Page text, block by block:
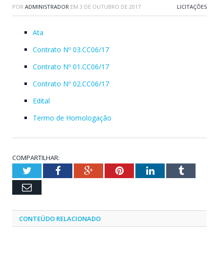
POR ADMINISTRADOR EM 3 DE OUTUBRO DE 2017 LICITAÇÕES
Ata
Contrato Nº 03.CC06/17
Contrato Nº 01.CC06/17
Contrato Nº 02.CC06/17
Edital
Termo de Homologação
COMPARTILHAR:
TwitterFacebookGoogle+PinterestLinkedInTumblr
Email
CONTEÚDO RELACIONADO